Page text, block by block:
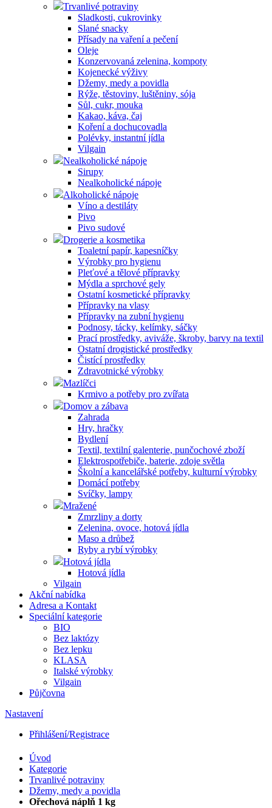
Trvanlivé potraviny
Sladkosti, cukrovinky
Slané snacky
Přísady na vaření a pečení
Oleje
Konzervovaná zelenina, kompoty
Kojenecké výživy
Džemy, medy a povidla
Rýže, těstoviny, luštěniny, sója
Sůl, cukr, mouka
Kakao, káva, čaj
Koření a dochucovadla
Polévky, instantní jídla
Vilgain
Nealkoholické nápoje
Sirupy
Nealkoholické nápoje
Alkoholické nápoje
Víno a destiláty
Pivo
Pivo sudové
Drogerie a kosmetika
Toaletní papír, kapesníčky
Výrobky pro hygienu
Pleťové a tělové přípravky
Mýdla a sprchové gely
Ostatní kosmetické přípravky
Přípravky na vlasy
Přípravky na zubní hygienu
Podnosy, tácky, kelímky, sáčky
Prací prostředky, aviváže, škroby, barvy na textil
Ostatní drogistické prostředky
Čistící prostředky
Zdravotnické výrobky
Mazlíčci
Krmivo a potřeby pro zvířata
Domov a zábava
Zahrada
Hry, hračky
Bydlení
Textil, textilní galenterie, punčochové zboží
Elektrospotřebiče, baterie, zdoje světla
Školní a kancelářské potřeby, kulturní výrobky
Domácí potřeby
Svíčky, lampy
Mražené
Zmrzliny a dorty
Zelenina, ovoce, hotová jídla
Maso a drůbež
Ryby a rybí výrobky
Hotová jídla
Hotová jídla
Vilgain
Akční nabídka
Adresa a Kontakt
Speciální kategorie
BIO
Bez laktózy
Bez lepku
KLASA
Italské výrobky
Vilgain
Půjčovna
Nastavení
Přihlášení/Registrace
Úvod
Kategorie
Trvanlivé potraviny
Džemy, medy a povidla
Ořechová náplň 1 kg